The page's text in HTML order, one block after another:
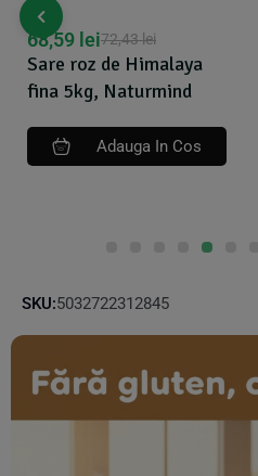
Sare roz de Himalaya
fina 5kg, Naturmind
72,43lei
68,59 lei
Adauga In Cos
SKU:5032722312845